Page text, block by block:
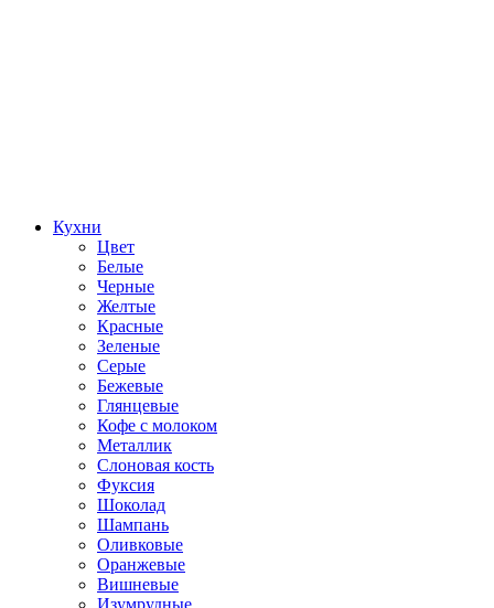
Кухни
Цвет
Белые
Черные
Желтые
Красные
Зеленые
Серые
Бежевые
Глянцевые
Кофе с молоком
Металлик
Слоновая кость
Фуксия
Шоколад
Шампань
Оливковые
Оранжевые
Вишневые
Изумрудные